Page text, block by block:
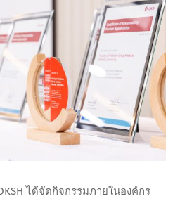
ได้จัดกิจกรรมภายในองค์กร